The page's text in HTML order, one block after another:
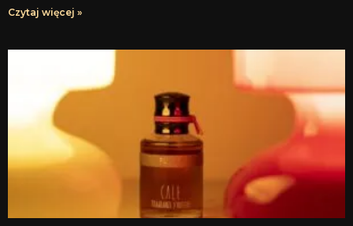
Czytaj więcej »